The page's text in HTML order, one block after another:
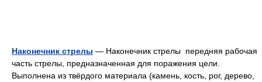
Наконечник стрелы — Наконечник стрелы передняя рабочая
часть стрелы, предназначенная для поражения цели.
Выполнена из твёрдого материала (камень, кость, рог, дерево,